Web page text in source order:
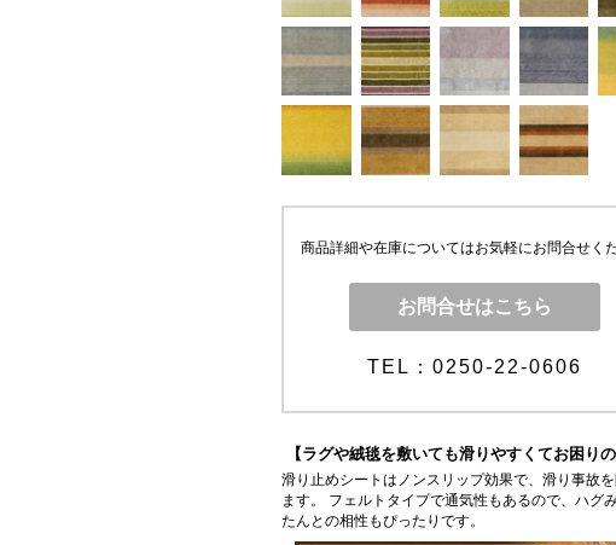
商品詳細や在庫についてはお気軽にお問合せく
お問合せはこちら
TEL：0250-22-0606
【ラグや絨毯を敷いても滑りやすくてお困りの
滑り止めシートはノンスリップ効果で、滑り事故を
ます。 フェルトタイプで通気性もあるので、ハグ
たんとの相性もぴったりです。